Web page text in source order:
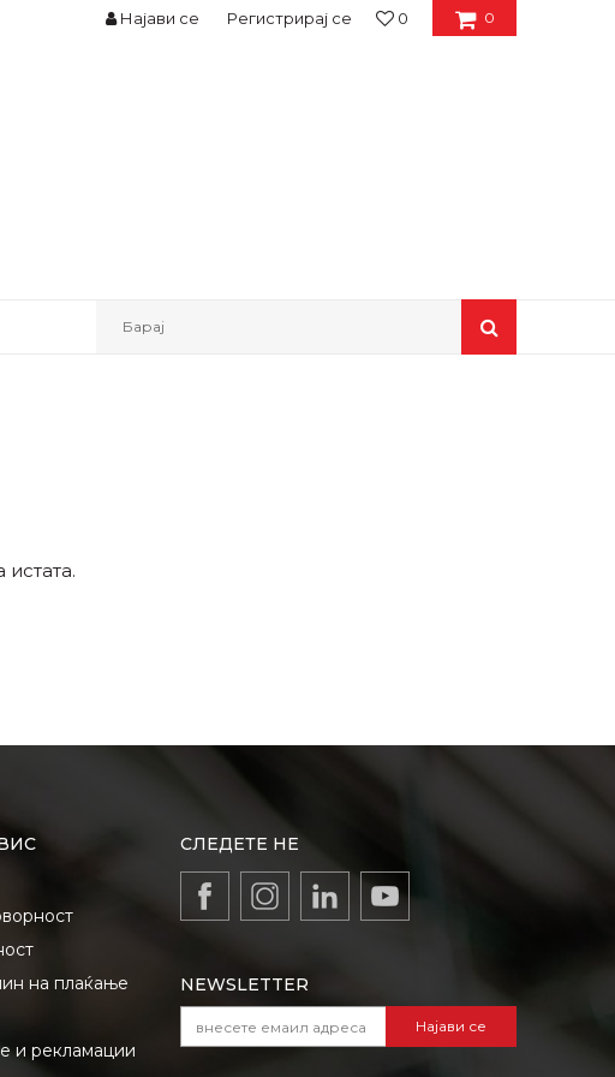
0
0
Најави се Регистрирај се
Барај
на плаќање
и рекламации
СЛЕДЕТЕ НЕ
NEWSLETTER
Најави се